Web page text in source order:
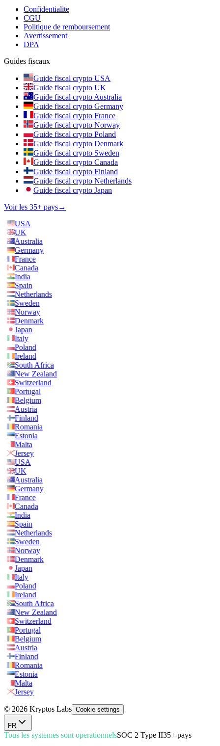
Confidentialite
CGU
Politique de remboursement
Avertissement
DPA
Guides fiscaux
Guide fiscal crypto USA
Guide fiscal crypto UK
Guide fiscal crypto Australia
Guide fiscal crypto Germany
Guide fiscal crypto France
Guide fiscal crypto Norway
Guide fiscal crypto Poland
Guide fiscal crypto Denmark
Guide fiscal crypto Sweden
Guide fiscal crypto Canada
Guide fiscal crypto Finland
Guide fiscal crypto Netherlands
Guide fiscal crypto Japan
Voir les 35+ pays→
USA
UK
Australia
Germany
France
Canada
India
Spain
Netherlands
Sweden
Norway
Denmark
Japan
Italy
Poland
Ireland
South Africa
New Zealand
Switzerland
Portugal
Belgium
Austria
Finland
Romania
Estonia
Malta
Jersey
USA
UK
Australia
Germany
France
Canada
India
Spain
Netherlands
Sweden
Norway
Denmark
Japan
Italy
Poland
Ireland
South Africa
New Zealand
Switzerland
Portugal
Belgium
Austria
Finland
Romania
Estonia
Malta
Jersey
© 2026 Kryptos Labs Cookie settings
FR
Tous les systemes sont operationnelsSOC 2 Type II35+ pays